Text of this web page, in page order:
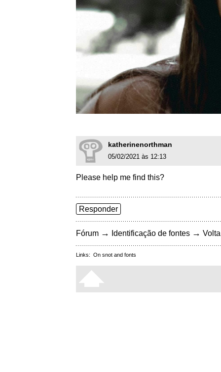
katherinenorthman
05/02/2021 às 12:13
Please help me find this?
Responder
Fórum → Identificação de fontes →
Links: On snot and fonts